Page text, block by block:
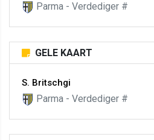
Parma - Verdediger #
GELE KAART
S. Britschgi
Parma - Verdediger #